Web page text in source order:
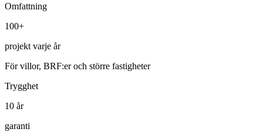
Omfattning
100+
projekt varje år
För villor, BRF:er och större fastigheter
Trygghet
10 år
garanti